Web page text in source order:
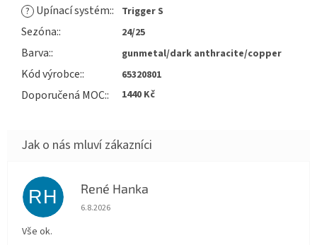
? Upínací systém: Trigger S
Sezóna: 24/25
Barva: gunmetal/dark anthracite/copper
Kód výrobce: 65320801
Doporučená MOC: 1440 Kč
RH René Hanka
Hodnocení obchodu je 5 z 5 hvězdiček.
6.8.2026
Vše ok.